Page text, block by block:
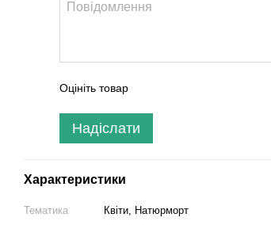
Оцініть товар
Надіслати
Характеристики
Тематика
Квіти, Натюрморт